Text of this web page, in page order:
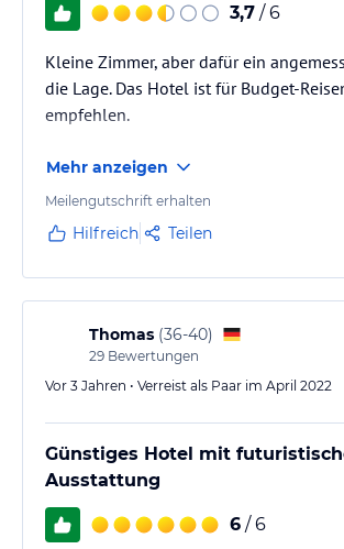
3,7 / 6
Kleine Zimmer, aber dafür ein
die Lage. Das Hotel ist für Budget-
empfehlen.
Mehr anzeigen
Meilengutschrift erhalten
Hilfreich Teilen
Thomas (36-40)
29 Bewertungen
Vor 3 Jahren • Verreist als Paar im April 2022
Günstiges Hotel mit
Ausstattung
6 / 6